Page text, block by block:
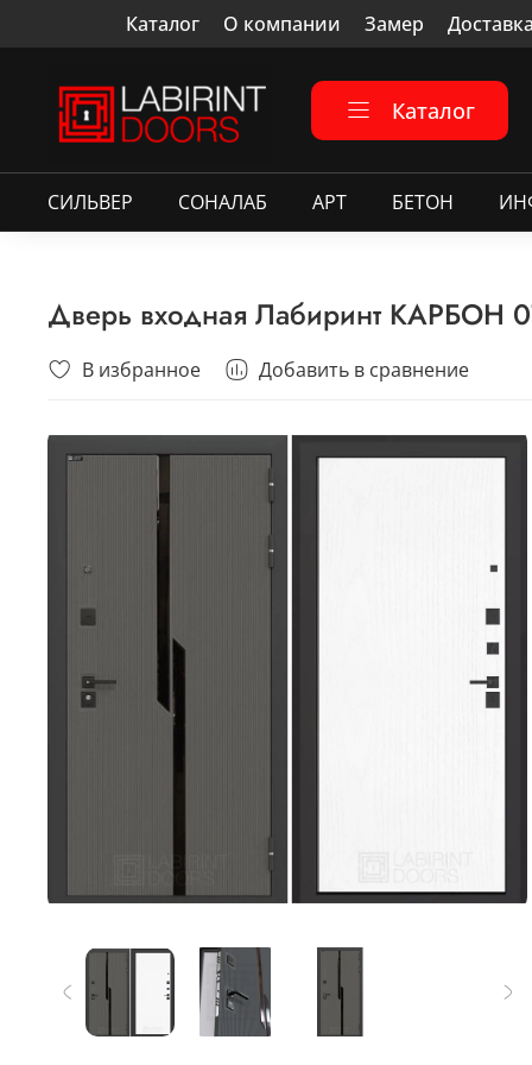
Каталог О компании Замер
Каталог
СИЛЬВЕР СОНАЛАБ АРТ БЕТОН
Дверь входная Лабиринт КАРБОН
В избранное Добавить в сравнение